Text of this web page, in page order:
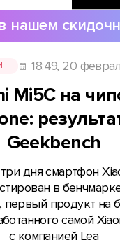
нашем
18:49, 20
Mi5C на
Geekbench
дня смартфон
в
продукт на
самой
с компанией Lea